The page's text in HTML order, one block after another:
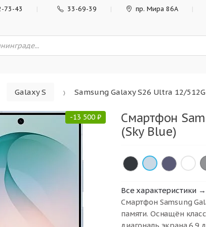
73-43 33-69-39 пр. Мира 86А
Galaxy S Samsung Galaxy S26 Ultra 12/
-13 500 ₽
Смартфон
(Sky Blue)
× ×
Все характеристики →
Смартфон Samsung
памяти. Оснащён
диагональ экрана 6.9